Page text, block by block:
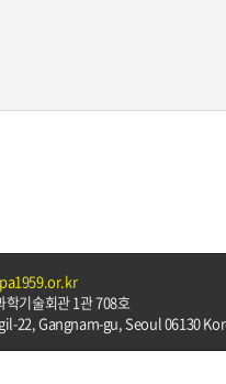
기술회관 1관 708호
22, Gangnam-gu, Seoul 06130